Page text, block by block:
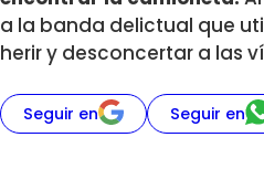
a la banda delictual que
herir y desconcertar a las
Seguir en Seguir en